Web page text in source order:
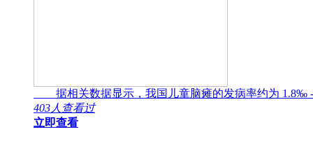
据相关数据显示，我国儿童脑瘫的发病率约为 1.8‰
403人查看过
立即查看